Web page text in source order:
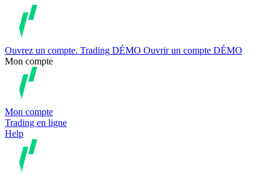
Ouvrez un compte. Trading DÉMO Ouvrir un compte DÉMO
Mon compte
Mon compte
Trading en ligne
Help